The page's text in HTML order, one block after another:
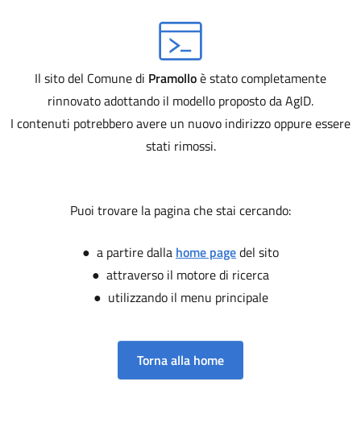
Il sito del Comune di Pramolloè stato completamente
rinnovato adottando il modello proposto da AgID.
I contenuti potrebbero avere un nuovo indirizzo oppure essere
stati rimossi.
Puoi trovare la pagina che stai cercando:
● a partire dalla home pagedel sito
● attraverso il motore di ricerca
● utilizzando il menu principale
Torna alla home